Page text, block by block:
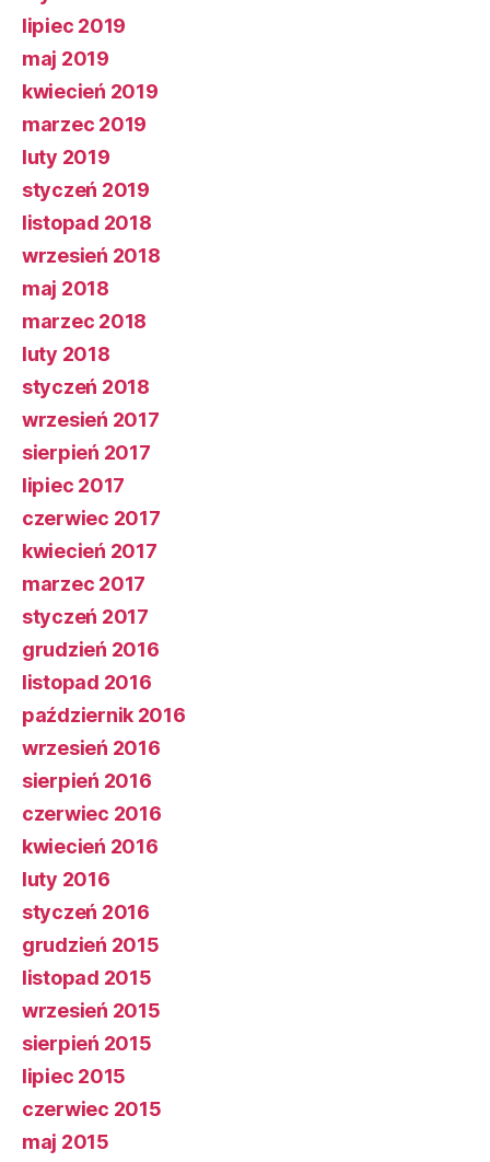
lipiec 2019
maj 2019
kwiecień 2019
marzec 2019
luty 2019
styczeń 2019
listopad 2018
wrzesień 2018
maj 2018
marzec 2018
luty 2018
styczeń 2018
wrzesień 2017
sierpień 2017
lipiec 2017
czerwiec 2017
kwiecień 2017
marzec 2017
styczeń 2017
grudzień 2016
listopad 2016
październik 2016
wrzesień 2016
sierpień 2016
czerwiec 2016
kwiecień 2016
luty 2016
styczeń 2016
grudzień 2015
listopad 2015
wrzesień 2015
sierpień 2015
lipiec 2015
czerwiec 2015
maj 2015